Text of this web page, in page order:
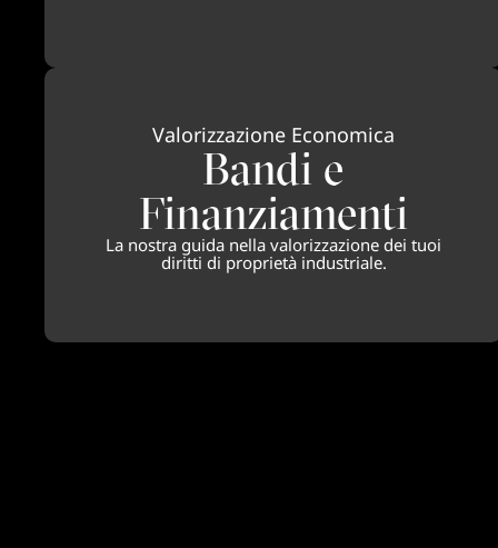
Valorizzazione Economica
Bandi e
Finanziamenti
La nostra guida nella valorizzazione dei tuoi
diritti di proprietà industriale.